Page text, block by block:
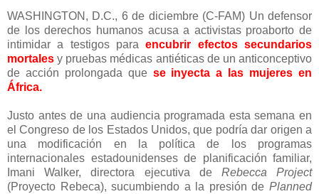
WASHINGTON, D.C., 6 de diciembre (C-FAM) Un defensor
de los derechos humanos acusa a activistas proaborto de
intimidar a testigos paraencubrir efectos secundarios
mortales y pruebas médicas antiéticas de un anticonceptivo
de acción prolongada que se inyecta a las mujeres en
África.
Justo antes de una audiencia programada esta semana en
el Congreso de los Estados Unidos, que podría dar origen a
una modificación en la política de los programas
internacionales estadounidenses de planificación familiar,
Imani Walker, directora ejecutiva de Rebecca Project
(Proyecto Rebeca), sucumbiendo a la presión de Planned